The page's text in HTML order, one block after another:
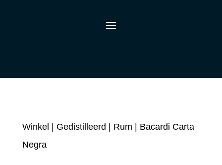
Winkel Gedistilleerd Rum | Bacardi Carta
Negra